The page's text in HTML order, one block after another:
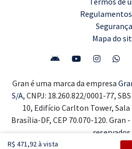
R$ 471,92 à vista
Regulamentos
Segurança
Mapa do
Gran é uma marca da empresa
S/A, CNPJ: 18.260.822/0001-77,
10, Edifício Carlton Tower, Sala
Brasília-DF, CEP 70.070-120.
reservados